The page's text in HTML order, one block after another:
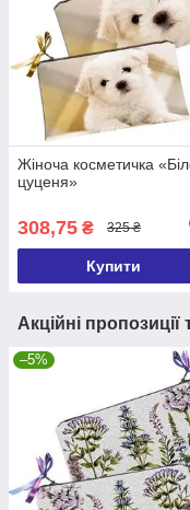
Жіноча косметичка
цуценя»
308,75 ₴ 325 ₴
Купити
Акційні
–5%